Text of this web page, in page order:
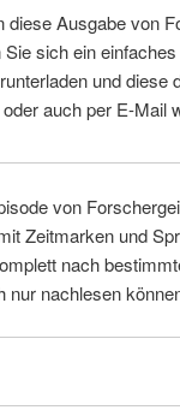
diese Ausgabe von
Sie sich ein einfaches
und diese
auch per E-Mail
von
Zeitmarken und
nach
nur nachlesen